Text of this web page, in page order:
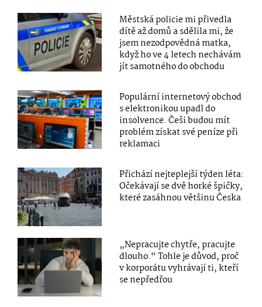
Městská policie mi přivedla
dítě až domů a sdělila mi, že
jsem nezodpovědná matka,
když ho ve 4 letech nechávám
jít samotného do obchodu
Populární internetový obchod
s elektronikou upadl do
insolvence. Češi budou mít
problém získat své peníze při
reklamaci
Přichází nejteplejší týden léta:
Očekávají se dvě horké špičky,
které zasáhnou většinu Česka
„Nepracujte chytře, pracujte
dlouho.“ Tohle je důvod, proč
v korporátu vyhrávají ti, kteří
se nepředřou